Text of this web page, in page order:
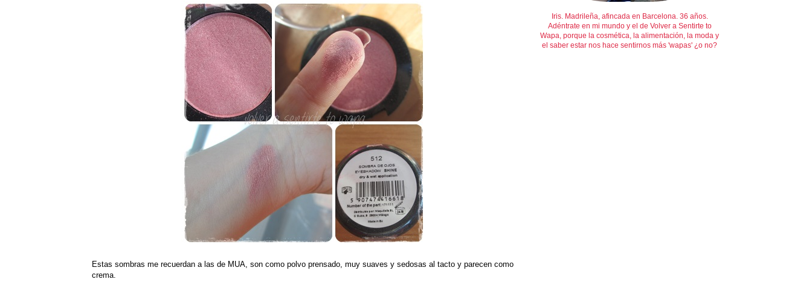
Estas sombras me recuerdan a las de MUA, son como polvo prensado, muy suaves y sedosas al tacto y parecen como
crema.
Iris. Madrileña, afincada en Barcelona. 36 años.
Adéntrate en mi mundo y el de Volver a Sentirte to
Wapa, porque la cosmética, la alimentación, la moda y
el saber estar nos hace sentirnos más 'wapas' ¿o no?